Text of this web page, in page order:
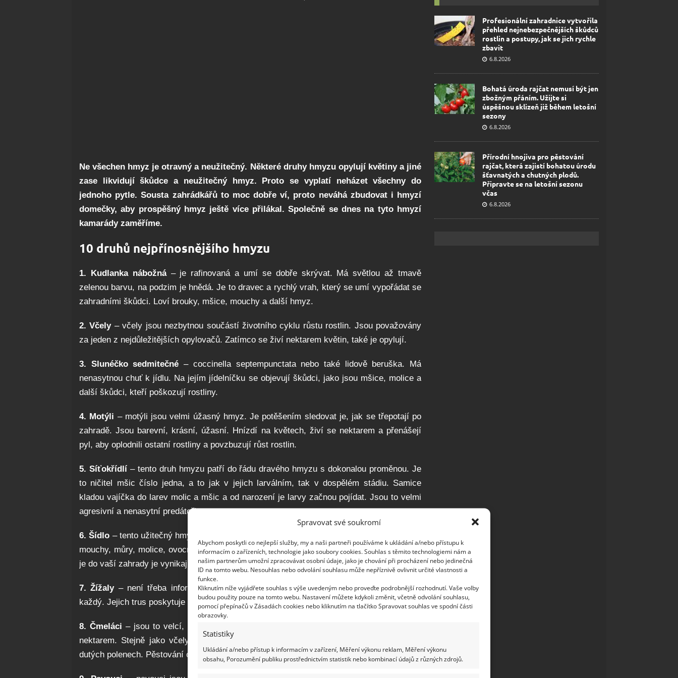
Spravovat své soukromí
Abychom poskytli co nejlepší služby, my a naši partneři používáme k ukládání a/nebo přístupu k
informacím o zařízeních, technologie jako soubory cookies. Souhlas s těmito technologiemi nám a
našim partnerům umožní zpracovávat osobní údaje, jako je chování při procházení nebo jedinečná
ID na tomto webu. Nesouhlas nebo odvolání souhlasu může nepříznivě ovlivnit určité vlastnosti a
funkce.
Kliknutím níže vyjádřete souhlas s výše uvedeným nebo proveďte podrobnější rozhodnutí. Vaše volby
budou použity pouze na tomto webu. Nastavení můžete kdykoli změnit, včetně odvolání souhlasu,
pomocí přepínačů v Zásadách cookies nebo kliknutím na tlačítko Spravovat souhlas ve spodní části
obrazovky.
Statistiky
Ukládání a/nebo přístup k informacím v zařízení, Měření výkonu reklam, Měření výkonu
obsahu, Porozumění publiku prostřednictvím statistik nebo kombinací údajů z různých zdrojů.
Ne všechen hmyz je otravný a neužitečný. Některé druhy hmyzu opylují květiny a jiné
zase likvidují škůdce a neužitečný hmyz. Proto se vyplatí neházet všechny do
jednoho pytle. Sousta zahrádkářů to moc dobře ví, proto neváhá zbudovat i hmyzí
domečky, aby prospěšný hmyz ještě více přilákal. Společně se dnes na tyto hmyzí
kamarády zaměříme.
10 druhů nejpřínosnějšího hmyzu
1. Kudlanka nábožná– je rafinovaná a umí se dobře skrývat. Má světlou až tmavě
zelenou barvu, na podzim je hnědá. Je to dravec a rychlý vrah, který se umí vypořádat se
zahradními škůdci. Loví brouky, mšice, mouchy a další hmyz.
2. Včely– včely jsou nezbytnou součástí životního cyklu růstu rostlin. Jsou považovány
za jeden z nejdůležitějších opylovačů. Zatímco se živí nektarem květin, také je opylují.
3. Slunéčko sedmitečné– coccinella septempunctata nebo také lidově beruška. Má
nenasytnou chuť k jídlu. Na jejím jídelníčku se objevují škůdci, jako jsou mšice, molice a
další škůdci, kteří poškozují rostliny.
4. Motýli – motýli jsou velmi úžasný hmyz. Je potěšením sledovat je, jak se třepotají po
zahradě. Jsou barevní, krásní, úžasní. Hnízdí na květech, živí se nektarem a přenášejí
pyl, aby oplodnili ostatní rostliny a povzbuzují růst rostlin.
5. Síťokřídlí– tento druh hmyzu patří do řádu dravého hmyzu s dokonalou proměnou. Je
to ničitel mšic číslo jedna, a to jak v jejich larválním, tak v dospělém stádiu. Samice
kladou vajíčka do larev molic a mšic a od narození je larvy začnou pojídat. Jsou to velmi
agresivní a nenasytní predátoři.
6. Šídlo – tento užitečný hmyz se živí jiným létajícím hmyzem a škůdci, jako jsou komáři,
mouchy, můry, molice, ovocné mušky a jejich larvy. Jsou zvědaví, ale neškodní a pozvat
je do vaší zahrady je vynikající způsob, jak přirozeně omezit škůdce.
7. Žížaly– není třeba informovat, že jsou jedním z nejužitečnějších hmyzu. To ví asi
každý. Jejich trus poskytuje rostlinám živiny, také provzdušňují půdu a regulují její pH.
8. Čmeláci – jsou to velcí, krásní, chlupatí opylovači. Čmeláci opylují rostliny a živí se
nektarem. Stejně jako včely žijí také v koloniích, ale v půdě, listovém odpadu nebo v
dutých polenech. Pěstování ovocných stromů podporuje výskyt čmeláků v zahradě.
Profesionální zahradnice vytvořila
přehled nejnebezpečnějších škůdců
rostlin a postupy, jak se jich rychle
zbavit
6.8.2026
Bohatá úroda rajčat nemusí být jen
zbožným přáním. Užijte si
úspěšnou sklizeň již během letošní
sezony
6.8.2026
Přírodní hnojiva pro pěstování
rajčat, která zajistí bohatou úrodu
šťavnatých a chutných plodů.
Připravte se na letošní sezonu
včas
6.8.2026